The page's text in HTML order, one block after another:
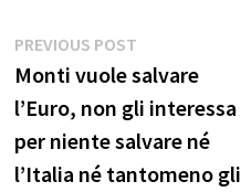
Navigazione
articoli
PREVIOUS POSTPrevious
post:
Monti vuole salvare
l’Euro, non gli interessa
per niente salvare né
l’Italia né tantomeno gli